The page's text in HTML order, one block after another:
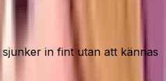
in fint utan att kännas